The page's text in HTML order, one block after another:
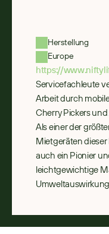
Herstellung
Europe
https://
Servicefachleute
Arbeit durch
Cherry Pickers
Als einer der
Mietgeräten
auch ein Pionier
leichtgewichtige